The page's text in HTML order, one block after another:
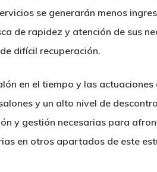
se generarán menos
de rapidez y atención de sus
difícil recuperación.
en el tiempo y las
y un alto nivel de
y gestión necesarias para
en otros apartados de este